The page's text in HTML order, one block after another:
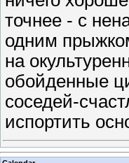
точнее - с
одним
на
обойденные
соседей-
испортить